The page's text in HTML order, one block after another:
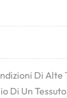
Di
Di Un